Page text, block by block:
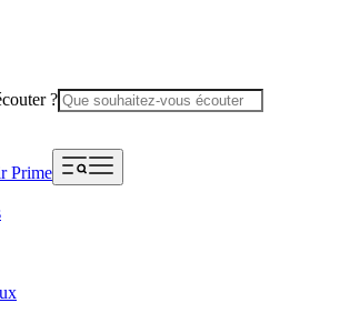
?
Prime